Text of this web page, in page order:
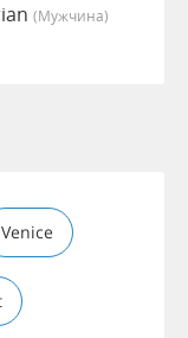
(мужчина)
Venice